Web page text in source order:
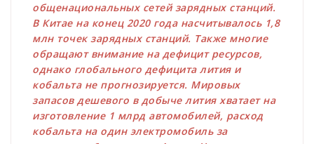
общенациональных сетей зарядных станций.
В Китае на конец 2020 года насчитывалось 1,8
млн точек зарядных станций. Также многие
обращают внимание на дефицит ресурсов,
однако глобального дефицита лития и
кобальта не прогнозируется. Мировых
запасов дешевого в добыче лития хватает на
изготовление 1 млрд автомобилей, расход
кобальта на один электромобиль за